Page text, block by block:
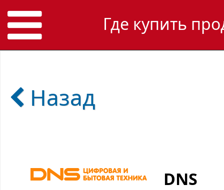
Где купить
Назад
DNS